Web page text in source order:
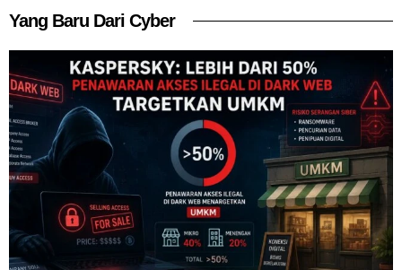
Yang Baru Dari Cyber